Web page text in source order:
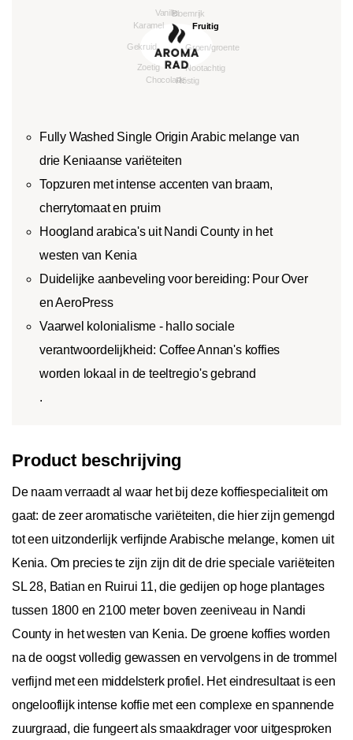
Fully Washed Single Origin Arabic melange van
drie Keniaanse variëteiten
Topzuren met intense accenten van braam,
cherrytomaat en pruim
Hoogland arabica's uit Nandi County in het
westen van Kenia
Duidelijke aanbeveling voor bereiding: Pour Over
en AeroPress
Vaarwel kolonialisme - hallo sociale
verantwoordelijkheid: Coffee Annan's koffies
worden lokaal in de teeltregio's gebrand
.
Product beschrijving
De naam verraadt al waar het bij deze koffiespecialiteit om
gaat: de zeer aromatische variëteiten, die hier zijn gemengd
tot een uitzonderlijk verfijnde Arabische melange, komen uit
Kenia. Om precies te zijn zijn dit de drie speciale variëteiten
SL 28, Batian en Ruirui 11, die gedijen op hoge plantages
tussen 1800 en 2100 meter boven zeeniveau in Nandi
County in het westen van Kenia. De groene koffies worden
na de oogst volledig gewassen en vervolgens in de trommel
verfijnd met een middelsterk profiel. Het eindresultaat is een
ongelooflijk intense koffie met een complexe en spannende
zuurgraad, die fungeert als smaakdrager voor uitgesproken